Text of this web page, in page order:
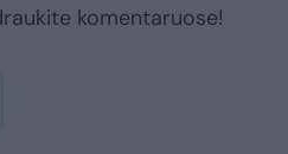
komentaruose!